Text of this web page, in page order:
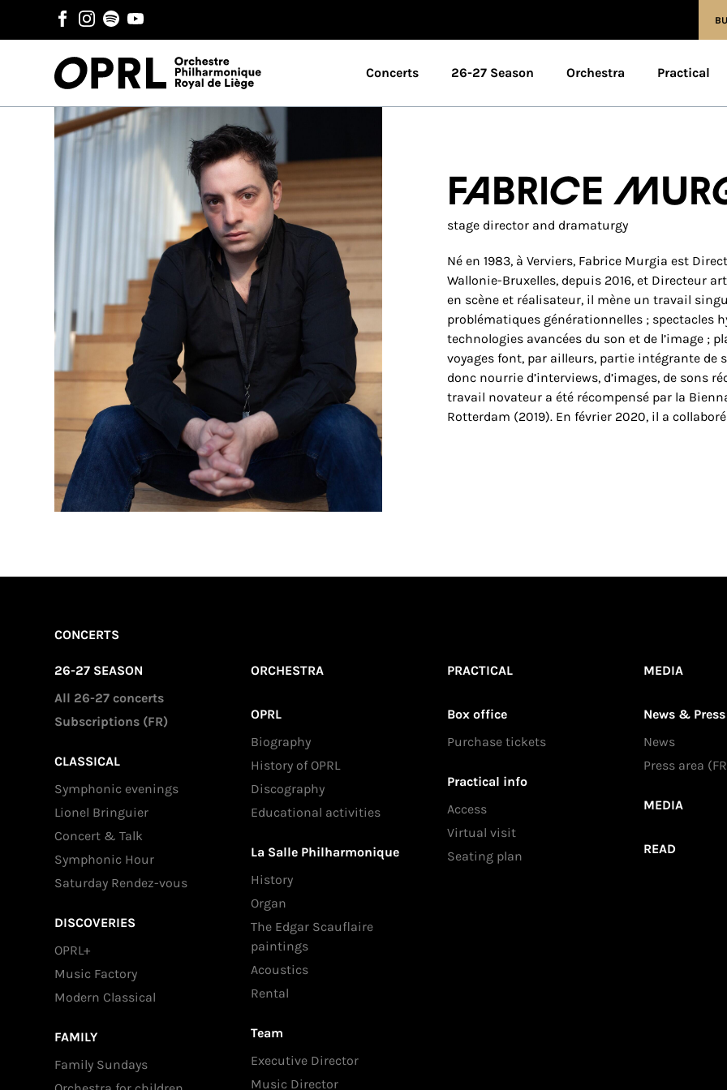
Concerts 26-27 Season Orchestra Practical
Fabrice
stage director and dramaturgy
Né en 1983, à Verviers, Fabrice Murgia est
Wallonie-Bruxelles, depuis 2016, et Directeur
en scène et réalisateur, il mène un travail
problématiques générationnelles ; spectacles
technologies avancées du son et de l’image ;
voyages font, par ailleurs, partie intégrante
donc nourrie d’interviews, d’images, de sons
travail novateur a été récompensé par la
Rotterdam (2019). En février 2020, il a collaboré
CONCERTS
26-27 SEASON
All 26-27 concerts
Subscriptions (FR)
CLASSICAL
Symphonic evenings
Lionel Bringuier
Concert & Talk
Symphonic Hour
Saturday Rendez-vous
DISCOVERIES
OPRL+
Music Factory
Modern Classical
FAMILY
Family Sundays
ORCHESTRA
OPRL
Biography
History of OPRL
Discography
Educational activities
La Salle Philharmonique
History
Organ
The Edgar Scauflaire
paintings
Acoustics
Rental
Team
Executive Director
Music Director
PRACTICAL
Box office
Purchase tickets
Practical info
Access
Virtual visit
Seating plan
MEDIA
News & Press
News
Press area
MEDIA
READ